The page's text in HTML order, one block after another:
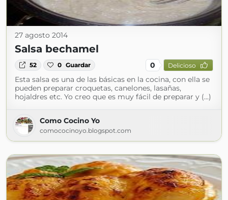
27 agosto 2014
Salsa bechamel
52 0 Guardar 0 Delicioso
Esta salsa es una de las básicas en la cocina, con ella se
pueden preparar croquetas, canelones, lasañas,
hojaldres etc. Yo creo que es muy fácil de preparar y (...)
Como Cocino Yo
comococinoyo.blogspot.com